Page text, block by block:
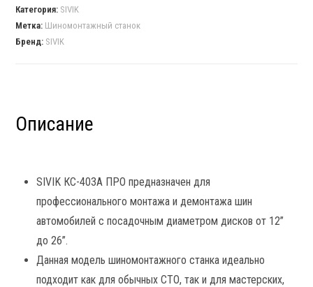
Категория: SIVIK
Метка: Шиномонтажный станок
Бренд: SIVIK
Описание
SIVIK КС-403А ПРО предназначен для
профессионального монтажа и демонтажа шин
автомобилей с посадочным диаметром дисков от 12”
до 26”.
Данная модель шиномонтажного станка идеально
подходит как для обычных СТО, так и для мастерских,